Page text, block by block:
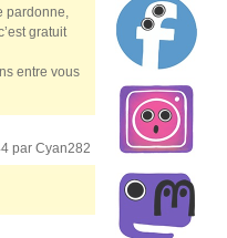
pardonne,
gratuit
entre vous
par Cyan282